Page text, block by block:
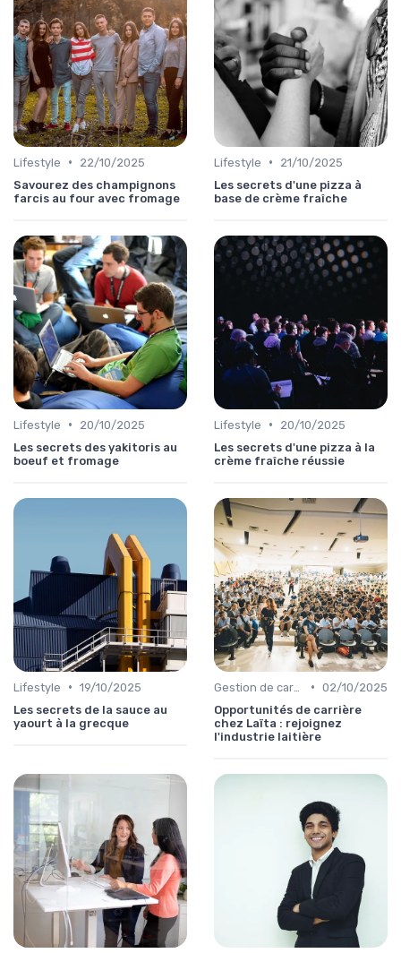
Lifestyle •
22/10/2025
Savourez des champignons
farcis au four avec fromage
Lifestyle •
21/10/2025
Les secrets d'une pizza à
base de crème fraîche
Lifestyle •
20/10/2025
Les secrets des yakitoris au
boeuf et fromage
Lifestyle •
20/10/2025
Les secrets d'une pizza à la
crème fraîche réussie
Lifestyle • 19/10/2025
Les secrets de la sauce au
yaourt à la grecque
• 02/10/2025
Opportunités de carrière
chez Laïta : rejoignez
l'industrie laitière